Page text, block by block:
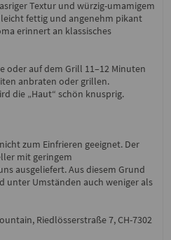
Textur und würzig-umamigem
fettig und angenehm pikant
erinnert an klassisches
oder auf dem Grill 11–12 Minuten
anbraten oder grillen.
die „Haut“ schön knusprig.
zum Einfrieren geeignet. Der
mit geringem
ausgeliefert. Aus diesem Grund
unter Umständen auch weniger als
Riedlösserstraße 7, CH-7302